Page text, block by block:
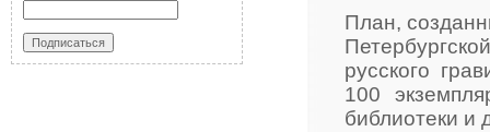
План,
русского
100
библиотеки и